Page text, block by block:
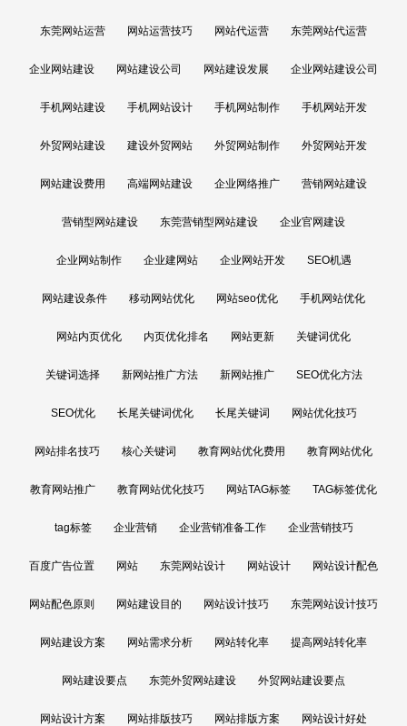
东莞网站运营 网站运营技巧 网站代运营 东莞网站代运营
企业网站建设 网站建设公司 网站建设发展 企业网站建设公司
手机网站建设 手机网站设计 手机网站制作 手机网站开发
外贸网站建设 建设外贸网站 外贸网站制作 外贸网站开发
网站建设费用 高端网站建设 企业网络推广 营销网站建设
营销型网站建设 东莞营销型网站建设 企业官网建设
企业网站制作 企业建网站 企业网站开发 SEO机遇
网站建设条件 移动网站优化 网站seo优化 手机网站优化
网站内页优化 内页优化排名 网站更新 关键词优化
关键词选择 新网站推广方法 新网站推广 SEO优化方法
SEO优化 长尾关键词优化 长尾关键词 网站优化技巧
网站排名技巧 核心关键词 教育网站优化费用 教育网站优化
教育网站推广 教育网站优化技巧 网站TAG标签 TAG标签优化
tag标签 企业营销 企业营销准备工作 企业营销技巧
百度广告位置 网站 东莞网站设计 网站设计 网站设计配色
网站配色原则 网站建设目的 网站设计技巧 东莞网站设计技巧
网站建设方案 网站需求分析 网站转化率 提高网站转化率
网站建设要点 东莞外贸网站建设 外贸网站建设要点
网站设计方案 网站排版技巧 网站排版方案 网站设计好处